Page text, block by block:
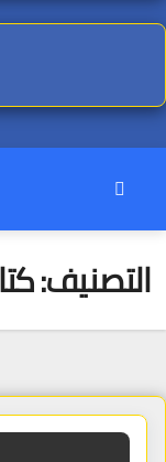
التصنيف: